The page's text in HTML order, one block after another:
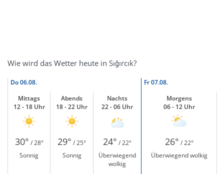
Wie wird das Wetter heute in Sığırcık?
Do06.08. Fr07.08.
Mittags
12 - 18 Uhr
Abends
18 - 22 Uhr
Nachts
22 - 06 Uhr
Morgens
06 - 12 Uhr
30° / 28° 29° / 25° 24° / 22° 26° / 22°
Sonnig
Sonnig
Überwiegend
wolkig
Überwiegend wolkig